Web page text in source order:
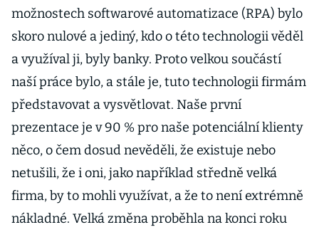
možnostech softwarové automatizace (RPA) bylo
skoro nulové a jediný, kdo o této technologii věděl
a využíval ji, byly banky. Proto velkou součástí
naší práce bylo, a stále je, tuto technologii firmám
představovat a vysvětlovat. Naše první
prezentace je v 90 % pro naše potenciální klienty
něco, o čem dosud nevěděli, že existuje nebo
netušili, že i oni, jako například středně velká
firma, by to mohli využívat, a že to není extrémně
nákladné. Velká změna proběhla na konci roku